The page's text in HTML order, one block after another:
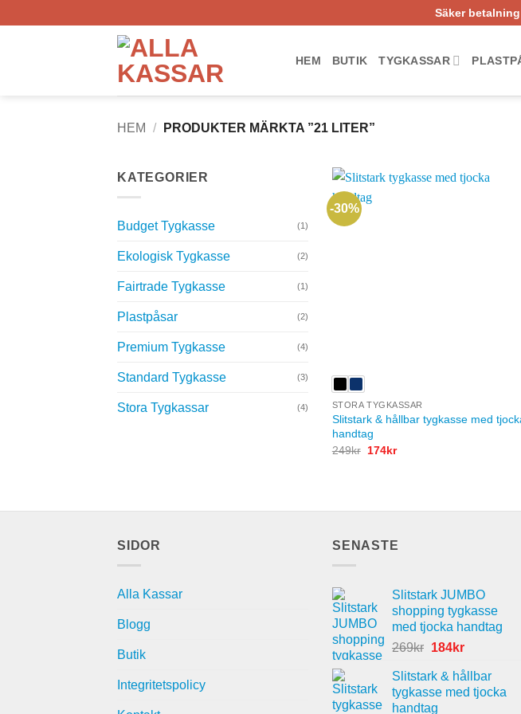
to
Säker
HEM BUTIK TYGKASSAR
HEM / PRODUKTER MÄRKTA ”21 LITER”
KATEGORIER
Budget Tygkasse (1)
Ekologisk Tygkasse (2)
Fairtrade Tygkasse (1)
Plastpåsar (2)
Premium Tygkasse (4)
Standard Tygkasse (3)
Stora Tygkassar (4)
-30%
STORA TYGKASSAR
Slitstark & hållbar tygkasse med
handtag
249kr Det
174krDet
SIDOR
Alla Kassar
Blogg
Butik
Integritetspolicy
SENASTE
Slitstark JUMBO
shopping tygkasse
med tjocka handtag
269kr Det
priset
var:
184krDet
priset
är:
Slitstark & hållbar
tygkasse med tjocka
handtag